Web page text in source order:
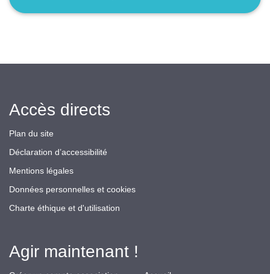
Accès directs
Plan du site
Déclaration d’accessibilité
Mentions légales
Données personnelles et cookies
Charte éthique et d'utilisation
Agir maintenant !